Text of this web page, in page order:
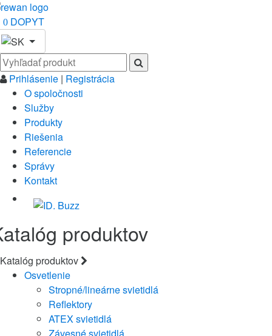
0 DOPYT
Prihlásenie | Registrácia
O spoločnosti
Služby
Produkty
Riešenia
Referencie
Správy
Kontakt
produktov
Katalóg produktov
Osvetlenie
Stropné/lineárne svietidlá
Reflektory
ATEX svietidlá
Závesné svietidlá